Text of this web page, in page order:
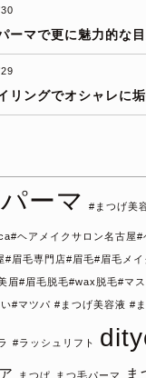
ーマで更に魅力的な
リングでオシャレに
ーマ #まつげ美
ヘアメイクサロン名古屋#
#眉毛専門店#眉毛#眉毛メ
眉#眉毛脱毛#wax脱毛#マ
#マツパ #まつげ美容液 #
#ラッシュリフト
まつぱ まつ毛パーマ ま